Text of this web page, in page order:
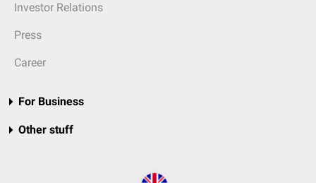
Investor Relations
Press
Career
For Business
Other stuff